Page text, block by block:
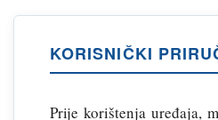
KORISNIČKI
Prije korištenja uređaja,